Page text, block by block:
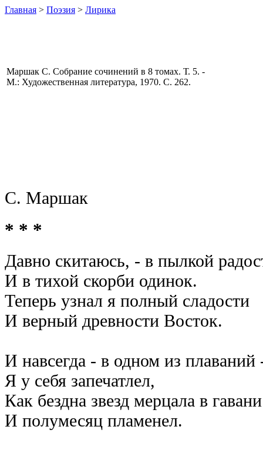
Главная > Поэзия > Лирика
Маршак С. Собрание сочинений в 8 томах. Т. 5. -
М.: Художественная литература, 1970. С. 262.
С. Маршак
* * *
Давно скитаюсь, - в пылкой
И в тихой скорби одинок.
Теперь узнал я полный сладости
И верный древности Восток.
И навсегда - в одном из плаваний
Я у себя запечатлел,
Как бездна звезд мерцала в гавани
И полумесяц пламенел.